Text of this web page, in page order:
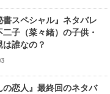
書スペシャル』ネタバレ
二子（菜々緒）の子供・
は誰なの？
の恋人』最終回のネタバ